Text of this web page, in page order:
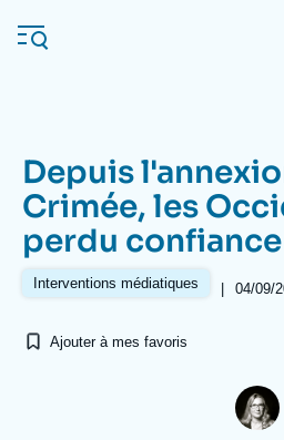
au
contenu
Navigation
principale
L'Ifri
À propos de l'Ifri
Depuis
Crimée, les
perdu
Interventions médiatiques | 04/09/
Ajouter à mes favoris